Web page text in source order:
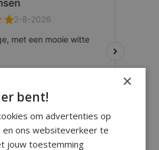
×
bent!
om advertenties op
en ons websiteverkeer te
jouw toestemming